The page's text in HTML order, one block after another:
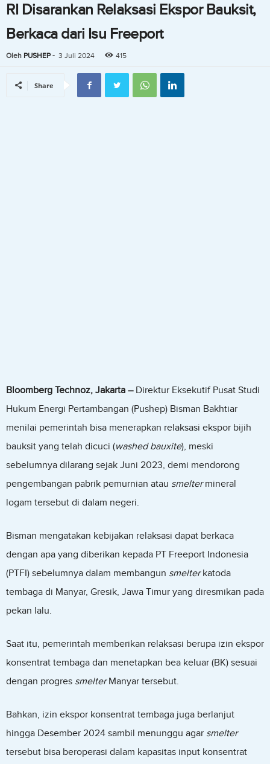
RI Disarankan Relaksasi Ekspor Bauksit,
Berkaca dari Isu Freeport
Oleh PUSHEP - 3 Juli 2024 415
Share
Bloomberg Technoz, Jakarta – Direktur Eksekutif Pusat Studi
Hukum Energi Pertambangan (Pushep) Bisman Bakhtiar
menilai pemerintah bisa menerapkan relaksasi ekspor bijih
bauksit yang telah dicuci (washed bauxite), meski
sebelumnya dilarang sejak Juni 2023, demi mendorong
pengembangan pabrik pemurnian atau smeltermineral
logam tersebut di dalam negeri.
Bisman mengatakan kebijakan relaksasi dapat berkaca
dengan apa yang diberikan kepada PT Freeport Indonesia
(PTFI) sebelumnya dalam membangun smelterkatoda
tembaga di Manyar, Gresik, Jawa Timur yang diresmikan pada
pekan lalu.
Saat itu, pemerintah memberikan relaksasi berupa izin ekspor
konsentrat tembaga dan menetapkan bea keluar (BK) sesuai
dengan progres smelterManyar tersebut.
Bahkan, izin ekspor konsentrat tembaga juga berlanjut
hingga Desember 2024 sambil menunggu agar smelter
tersebut bisa beroperasi dalam kapasitas input konsentrat